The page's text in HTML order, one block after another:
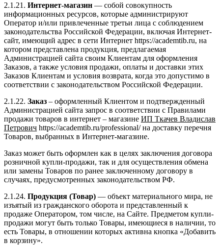
2.1.21. Интернет-магазин — собой совокупность
информационных ресурсов, которые администрируют
Оператор и/или привлеченные третьи лица с соблюдением
законодательства Российской Федерации, включая Интернет-
сайт, имеющий адрес в сети Интернет https://academtib.ru, на
котором представлена продукция, предлагаемая
Администрацией сайта своим Клиентам для оформления
Заказов, а также условия продажи, оплаты и доставки этих
Заказов Клиентам и условия возврата, когда это допустимо в
соответствии с законодательством Российской Федерации.
2.1.22. Заказ – оформленный Клиентом и подтвержденный
Администрацией сайта запрос в соответствии с Правилами
продажи товаров в интернет – магазине ИП Ткачев Владислав
Петрович https://academtib.ru/professional/ на доставку перечня
Товаров, выбранных в Интернет-магазине.
Заказ может быть оформлен как в целях заключения договора
розничной купли-продажи, так и для осуществления обмена
или замены Товаров по ранее заключенному договору в
случаях, предусмотренных законодательством РФ.
2.1.24. Продукция (Товар) — объект материального мира, не
изъятый из гражданского оборота и представленный к
продаже Оператором, том числе, на Сайте. Предметом купли-
продажи могут быть только Товары, имеющиеся в наличии, то
есть Товары, в отношении которых активна кнопка «Добавить
в корзину».